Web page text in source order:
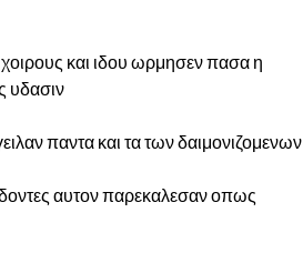
χοιρους και ιδου ωρμησεν πασα η
υδασιν
παντα και τα των δαιμονιζομενων
αυτον παρεκαλεσαν οπως